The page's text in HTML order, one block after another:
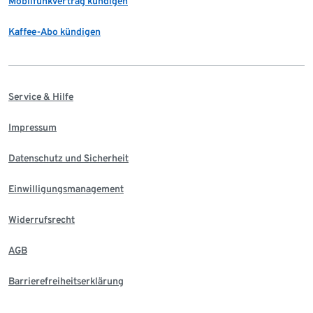
Kaffee-Abo kündigen
Service & Hilfe
Impressum
Datenschutz und Sicherheit
Einwilligungsmanagement
Widerrufsrecht
AGB
Barrierefreiheitserklärung